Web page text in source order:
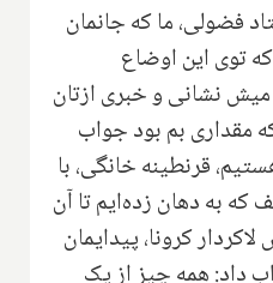
فضولی، ما که جانمان
توی این اوضاع
نشانی و خبری ازتان
مقداری بم بود جواب
قرنطینه خانگی، با
به دهان زده‌ایم تا آن
کرونا، پیدایمان